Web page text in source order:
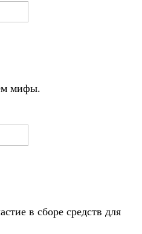
мифы.
в сборе средств для